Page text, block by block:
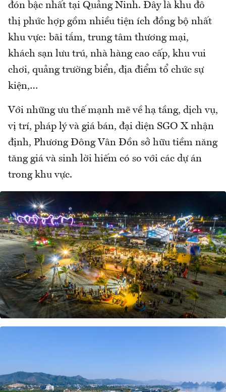
đón bậc nhất tại Quảng Ninh. Đây là khu đô
thị phức hợp gồm nhiều tiện ích đồng bộ nhất
khu vực: bãi tắm, trung tâm thương mại,
khách sạn lưu trú, nhà hàng cao cấp, khu vui
chơi, quảng trường biển, địa điểm tổ chức sự
kiện,…
Với những ưu thế mạnh mẽ về hạ tầng, dịch vụ,
vị trí, pháp lý và giá bán, đại diện SGO X nhận
định, Phương Đông Vân Đồn sở hữu tiềm năng
tăng giá và sinh lời hiếm có so với các dự án
trong khu vực.